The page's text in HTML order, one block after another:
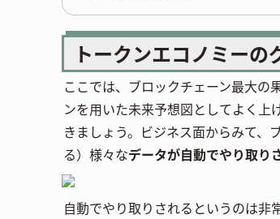
トークンエコノミーの
ここでは、ブロックチェーン最大の
ンを用いた未来予想図としてよく
きましょう。ビジネス面からみて、
る）様々なデータが自動でやり取り
自動でやり取りされるというのは非